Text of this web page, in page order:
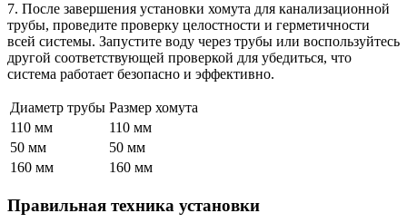
7. После завершения установки хомута для канализационной
трубы, проведите проверку целостности и герметичности
всей системы. Запустите воду через трубы или воспользуйтесь
другой соответствующей проверкой для убедиться, что
система работает безопасно и эффективно.
Диаметр трубы Размер хомута
110 мм
110 мм
50 мм
50 мм
160 мм
160 мм
Правильная техника установки